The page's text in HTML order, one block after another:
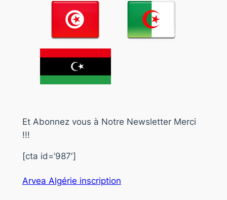
Et Abonnez vous à Notre Newsletter Merci
!!!
[cta id=’987′]
Arvea Algérie inscription